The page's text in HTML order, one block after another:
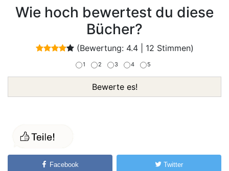
Wie hoch bewertest du diese
Bücher?
(Bewertung: 4.4| 12 Stimmen)
1 2 3 4 5
Bewerte es!
Facebook Twitter